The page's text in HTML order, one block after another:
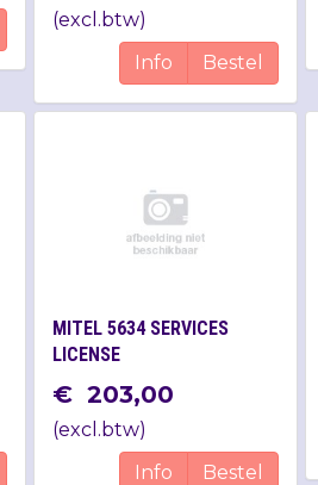
(excl.btw)
Info
Bestel
MITEL 5634 SERVICES
LICENSE
€ 203,00
(excl.btw)
Info
Bestel